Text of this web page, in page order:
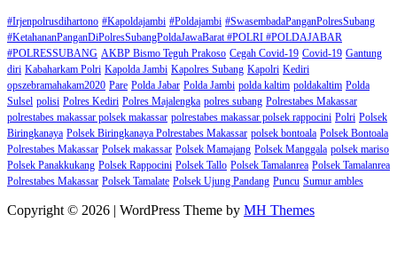
#Irjenpolrusdihartono #Kapoldajambi #Poldajambi #SwasembadaPanganPolresSubang
#KetahananPanganDiPolresSubangPoldaJawaBarat #POLRI #POLDAJABAR
#POLRESSUBANG AKBP Bismo Teguh Prakoso Cegah Covid-19 Covid-19 Gantung
diri Kabaharkam Polri Kapolda Jambi Kapolres Subang Kapolri Kediri
opszebramahakam2020 Pare Polda Jabar Polda Jambi polda kaltim poldakaltim Polda
Sulsel polisi Polres Kediri Polres Majalengka polres subang Polrestabes Makassar
polrestabes makassar polsek makassar polrestabes makassar polsek rappocini Polri Polsek
Biringkanaya Polsek Biringkanaya Polrestabes Makassar polsek bontoala Polsek Bontoala
Polrestabes Makassar Polsek makassar Polsek Mamajang Polsek Manggala polsek mariso
Polsek Panakkukang Polsek Rappocini Polsek Tallo Polsek Tamalanrea Polsek Tamalanrea
Polrestabes Makassar Polsek Tamalate Polsek Ujung Pandang Puncu Sumur ambles
Copyright © 2026 | WordPress Theme by MH Themes